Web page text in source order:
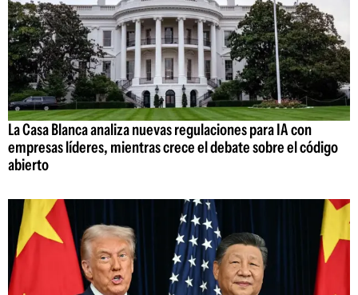
La Casa Blanca analiza nuevas regulaciones para IA con
empresas líderes, mientras crece el debate sobre el código
abierto